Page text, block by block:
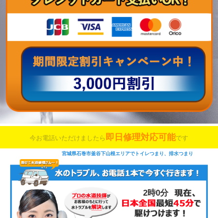
今お電話いただけましたら 即日修理対応可能です
宮城県石巻市釜谷下山根エリアでトイレつまり、排水つまり
2時0分